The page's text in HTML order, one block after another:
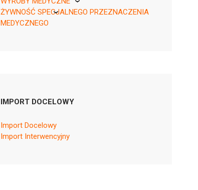
KikGel
ŻYWNOŚĆ SPECJALNEGO PRZEZNACZENIA
MEDYCZNEGO
IMPORT DOCELOWY
Import Docelowy
Import Interwencyjny